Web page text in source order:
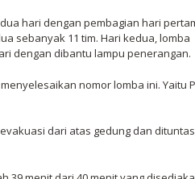
hari dengan pembagian hari
sebanyak 11 tim. Hari kedua, lomba
dengan dibantu lampu penerangan.
nomor lomba ini. Yaitu
dari atas gedung dan